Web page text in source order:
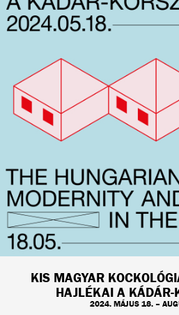
KIS MAGYAR
HAJLÉKAI A KÁDÁR-
2024. MÁJUS 18. –